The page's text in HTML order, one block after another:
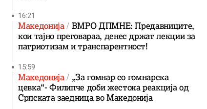
16:21
Македонија ВМРО ДПМНЕ: Предавниците,
кои тајно преговараа, денес држат лекции за
патриотизам и транспарентност!
15:59
Македонија „За гомнар со гомнарска
цевка“- Филипче доби жестока реакција од
Српската заедница во Македонија